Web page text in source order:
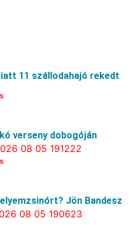
11 szállodahajó rekedt
verseny dobogóján
Jön Bandesz